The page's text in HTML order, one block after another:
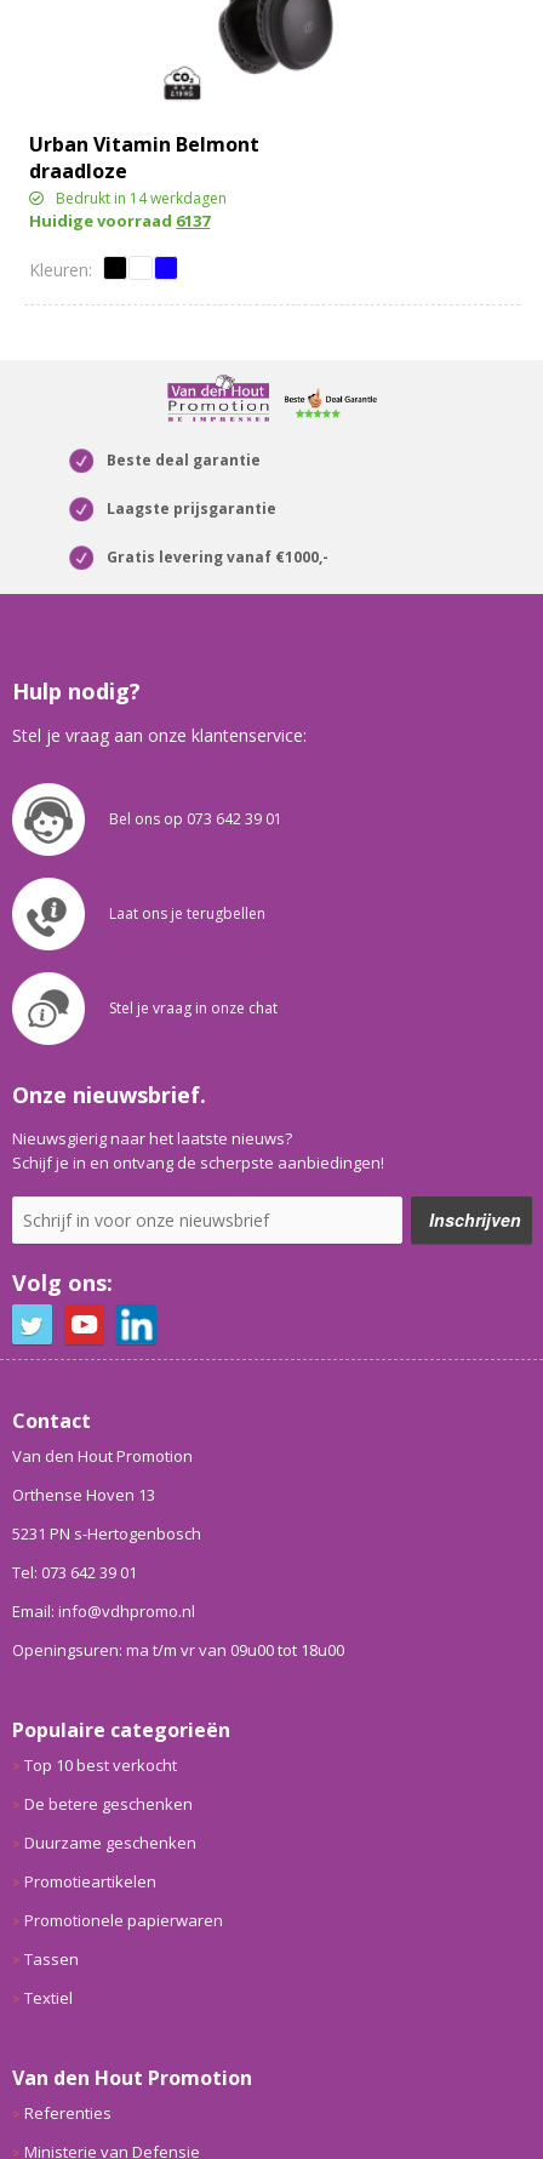
Urban Vitamin Belmont
draadloze
hoofdtelefoon
Bedrukt in 14 werkdagen
Huidige voorraad 6137
Beste deal garantie
Laagste prijsgarantie
Gratis levering vanaf €1000,-
Hulp nodig?
Stel je vraag aan onze klantenservice:
Bel ons op 073 642 39 01
Laat ons je terugbellen
Stel je vraag in onze chat
Onze nieuwsbrief.
Nieuwsgierig naar het laatste nieuws?
Schijf je in en ontvang de scherpste aanbiedingen!
Volg ons:
Contact
Van den Hout Promotion
Orthense Hoven 13
5231 PN s-Hertogenbosch
Tel: 073 642 39 01
Email: info@vdhpromo.nl
Openingsuren: ma t/m vr van 09u00 tot 18u00
Populaire categorieën
Top 10 best verkocht
De betere geschenken
Duurzame geschenken
Promotieartikelen
Promotionele papierwaren
Tassen
Textiel
Van den Hout Promotion
Referenties
Ministerie van Defensie